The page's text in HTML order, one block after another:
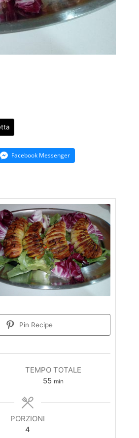
Facebook Messenger
Pin Recipe
TEMPO TOTALE
55 minuti
min
PORZIONI
4